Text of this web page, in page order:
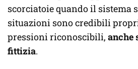
scorciatoie quando il sistema
situazioni sono credibili
pressioni riconoscibili, anche
fittizia.